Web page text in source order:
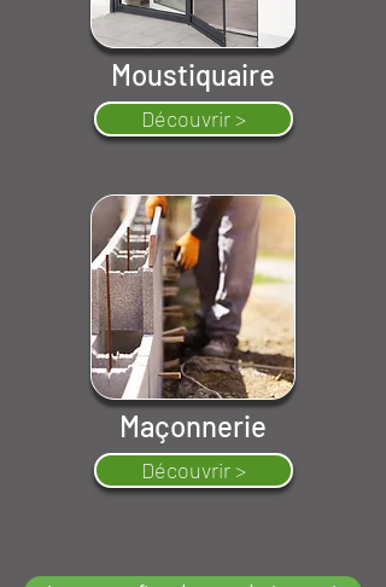
Moustiquaire
Découvrir >
Maçonnerie
Découvrir >